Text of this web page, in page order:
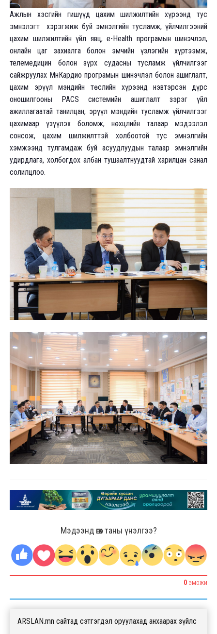
Ажлын хэсгийн гишүүд цахим шилжилтийн хүрээнд тус
эмнэлэгт хэрэгжиж буй эмнэлгийн тусламж, үйлчилгээний
цахим шилжилтийн үйл явц, е-Health програмын шинэчлэл,
онлайн цаг захиалга болон эмчийн үзлэгийн хүртээмж,
телемедицин болон зүрх судасны тусламж үйлчилгээг
сайжруулах МнКардио програмын шинэчлэл болон ашиглалт,
цахим эрүүл мэндийн төслийн хүрээнд нэвтэрсэн дүрс
оношилгооны PACS системийн ашиглалт зэрэг үйл
ажиллагаатай танилцан, эрүүл мэндийн тусламж үйлчилгээг
цахимаар үзүүлэх боломж, нөхцлийн талаар мэдээлэл
сонсож, цахим шилжилттэй холбоотой тус эмнэлгийн
хэмжээнд тулгамдаж буй асуудлуудын талаар эмнэлгийн
удирдлага, холбогдох албан тушаалтнуудтай харилцан санал
солилцлоо.
Мэдээнд өгөх таны үнэлгээ?
0 ЭМОЖИ
ARSLAN.mn сайтад сэтгэгдэл оруулахад анхаарах зүйлс